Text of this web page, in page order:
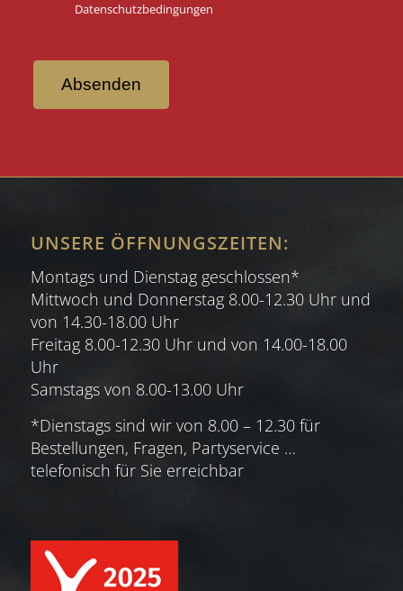
Datenschutzbedingungen
Absenden
UNSERE ÖFFNUNGSZEITEN:
Montags und Dienstag geschlossen*
Mittwoch und Donnerstag 8.00-12.30 Uhr und
von 14.30-18.00 Uhr
Freitag 8.00-12.30 Uhr und von 14.00-18.00
Uhr
Samstags von 8.00-13.00 Uhr
*Dienstags sind wir von 8.00 – 12.30 für
Bestellungen, Fragen, Partyservice …
telefonisch für Sie erreichbar